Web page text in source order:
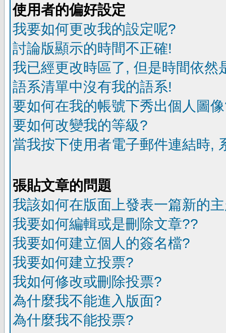
使用者的偏好設定
我要如何更改我的設定呢?
討論版顯示的時間不正確!
我已經更改時區了, 但是時間依然
語系清單中沒有我的語系!
要如何在我的帳號下秀出個人圖
要如何改變我的等級?
當我按下使用者電子郵件連結時,
張貼文章的問題
我該如何在版面上發表一篇新的
我要如何編輯或是刪除文章??
我要如何建立個人的簽名檔?
我要如何建立投票?
我如何修改或刪除投票?
為什麼我不能進入版面?
為什麼我不能投票?